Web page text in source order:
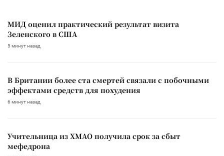
МИД оценил практический результат визита
Зеленского в США
5 минут назад
В Британии более ста смертей связали с побочными
эффектами средств для похудения
6 минут назад
Учительница из ХМАО получила срок за сбыт
мефедрона